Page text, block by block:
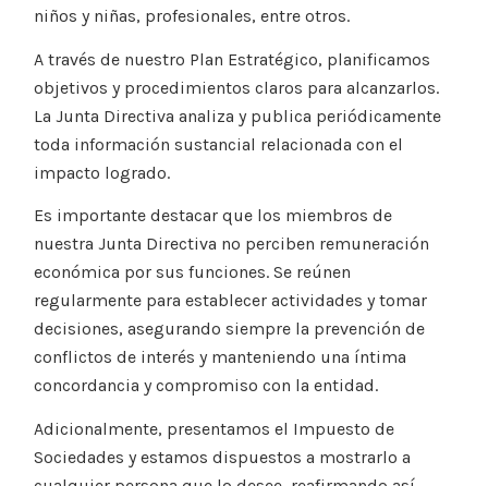
niños y niñas, profesionales, entre otros.
A través de nuestro Plan Estratégico, planificamos
objetivos y procedimientos claros para alcanzarlos.
La Junta Directiva analiza y publica periódicamente
toda información sustancial relacionada con el
impacto logrado.
Es importante destacar que los miembros de
nuestra Junta Directiva no perciben remuneración
económica por sus funciones. Se reúnen
regularmente para establecer actividades y tomar
decisiones, asegurando siempre la prevención de
conflictos de interés y manteniendo una íntima
concordancia y compromiso con la entidad.
Adicionalmente, presentamos el Impuesto de
Sociedades y estamos dispuestos a mostrarlo a